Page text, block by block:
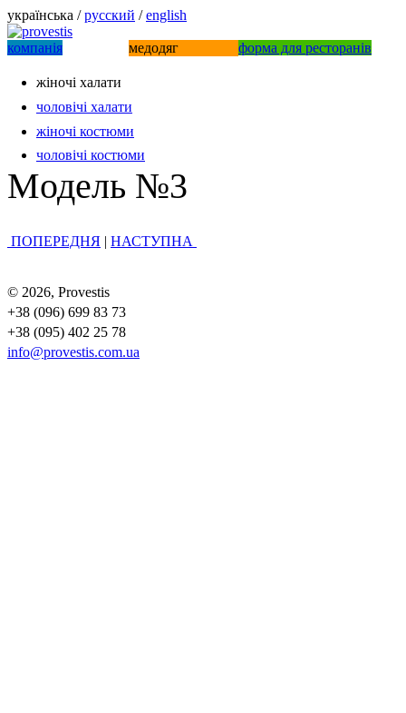
українська /русский /english
компанiя медодяг форма для ресторанів
жіночі халати
чоловiчi халати
жіночі костюми
чоловічі костюми
Mодель №3
ПОПЕРЕДНЯ | НАСТУПНА
© 2026, Provestis
+38 (096) 699 83 73
+38 (095) 402 25 78
info@provestis.com.ua